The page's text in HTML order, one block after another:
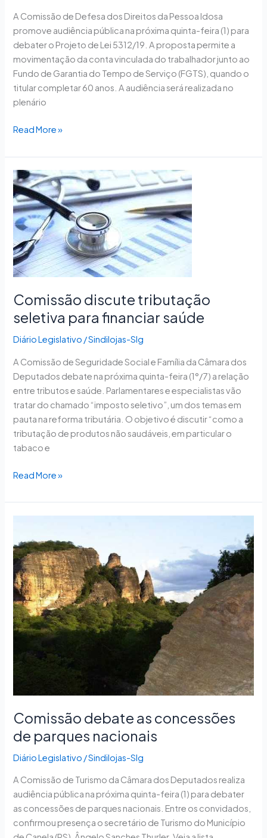
A Comissão de Defesa dos Direitos da Pessoa Idosa
promove audiência pública na próxima quinta-feira (1) para
debater o Projeto de Lei 5312/19. A proposta permite a
movimentação da conta vinculada do trabalhador junto ao
Fundo de Garantia do Tempo de Serviço (FGTS), quando o
titular completar 60 anos. A audiência será realizada no
plenário
Read More »
Comissão discute tributação
seletiva para financiar saúde
Diário Legislativo /Sindilojas-Slg
A Comissão de Seguridade Social e Família da Câmara dos
Deputados debate na próxima quinta-feira (1°/7) a relação
entre tributos e saúde. Parlamentares e especialistas vão
tratar do chamado “imposto seletivo”, um dos temas em
pauta na reforma tributária. O objetivo é discutir “como a
tributação de produtos não saudáveis, em particular o
tabaco e
Comissão
discute
tributação
seletiva
para
financiar
saúde
Read More »
Comissão debate as concessões
de parques nacionais
Diário Legislativo /Sindilojas-Slg
A Comissão de Turismo da Câmara dos Deputados realiza
audiência pública na próxima quinta-feira (1) para debater
as concessões de parques nacionais. Entre os convidados,
confirmou presença o secretário de Turismo do Município
as
concessões
de
parques
nacionais